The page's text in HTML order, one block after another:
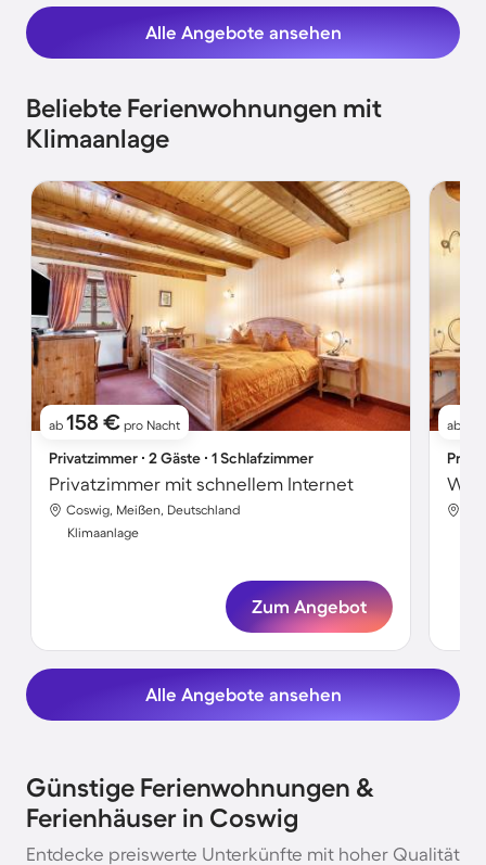
Alle Angebote ansehen
Beliebte Ferienwohnungen mit
Klimaanlage
ab 158 € pro Nacht
Privatzimmer ∙ 2 Gäste ∙ 1 Schlafzimmer
Privatzimmer mit schnellem Internet
Coswig, Meißen, Deutschland
Klimaanlage
Zum Angebot
ab
Alle Angebote ansehen
Günstige Ferienwohnungen &
Ferienhäuser in Coswig
Entdecke preiswerte Unterkünfte mit hoher Qualität